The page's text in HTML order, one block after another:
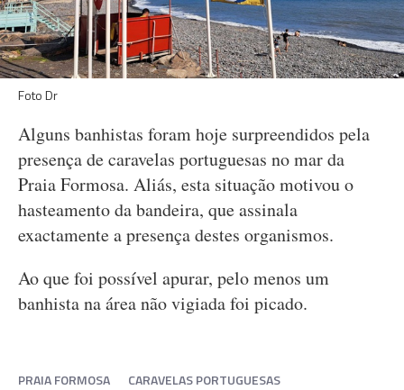
Foto Dr
Alguns banhistas foram hoje surpreendidos pela
presença de caravelas portuguesas no mar da
Praia Formosa. Aliás, esta situação motivou o
hasteamento da bandeira, que assinala
exactamente a presença destes organismos.
Ao que foi possível apurar, pelo menos um
banhista na área não vigiada foi picado.
PRAIA FORMOSA CARAVELAS PORTUGUESAS